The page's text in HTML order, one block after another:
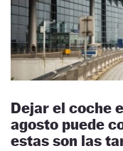
Dejar el coche
agosto puede
estas son las